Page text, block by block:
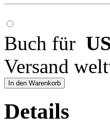
Buch für
Versand
In den Warenkorb
Details